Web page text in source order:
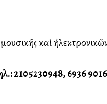
καὶ
2105230948, 6936